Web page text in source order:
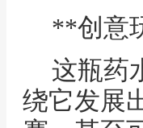
**创意
这瓶药
绕它发展